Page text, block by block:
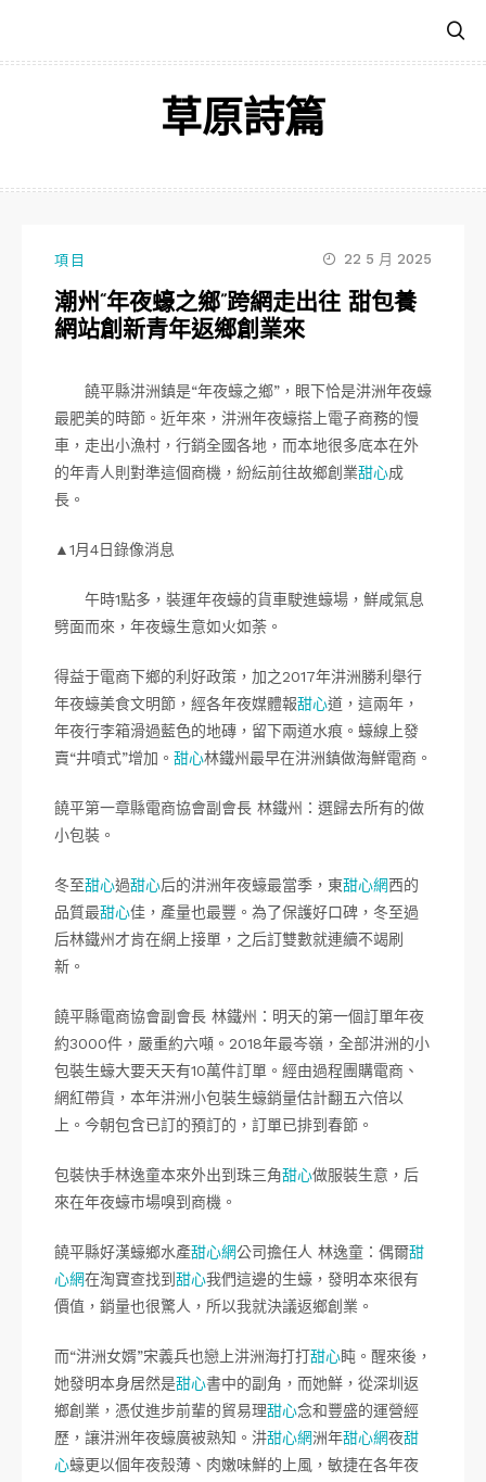
主
草原詩篇
項目 22 5 月 2025
潮州“年夜蠔之鄉”跨網走出往 甜包養
網站創新青年返鄉創業來
饒平縣汫洲鎮是“年夜蠔之鄉”，眼下恰是汫洲年夜蠔
最肥美的時節。近年來，汫洲年夜蠔搭上電子商務的慢
車，走出小漁村，行銷全國各地，而本地很多底本在外
的年青人則對準這個商機，紛紜前往故鄉創業甜心成
長。
▲1月4日錄像消息
午時1點多，裝運年夜蠔的貨車駛進蠔場，鮮咸氣息
劈面而來，年夜蠔生意如火如荼。
得益于電商下鄉的利好政策，加之2017年汫洲勝利舉行
年夜蠔美食文明節，經各年夜媒體報甜心道，這兩年，
年夜行李箱滑過藍色的地磚，留下兩道水痕。蠔線上發
賣“井噴式”增加。 甜心林鐵州最早在汫洲鎮做海鮮電商。
饒平第一章縣電商協會副會長 林鐵州：選歸去所有的做
小包裝。
冬至甜心過甜心后的汫洲年夜蠔最當季，東甜心網西的
品質最甜心佳，產量也最豐。為了保護好口碑，冬至過
后林鐵州才肯在網上接單，之后訂雙數就連續不竭刷
新。
饒平縣電商協會副會長 林鐵州：明天的第一個訂單年夜
約3000件，嚴重約六噸。2018年最岑嶺，全部汫洲的小
包裝生蠔大要天天有10萬件訂單。經由過程團購電商、
網紅帶貨，本年汫洲小包裝生蠔銷量估計翻五六倍以
上。今朝包含已訂的預訂的，訂單已排到春節。
包裝快手林逸童本來外出到珠三角甜心做服裝生意，后
來在年夜蠔市場嗅到商機。
饒平縣好漢蠔鄉水產甜心網公司擔任人 林逸童：偶爾甜
心網在淘寶查找到 甜心我們這邊的生蠔，發明本來很有
價值，銷量也很驚人，所以我就決議返鄉創業。
而“汫洲女婿”宋義兵也戀上汫洲海打打甜心盹。醒來後，
她發明本身居然是甜心書中的副角，而她鮮，從深圳返
鄉創業，憑仗進步前輩的貿易理甜心念和豐盛的運營經
歷，讓汫洲年夜蠔廣被熟知。汫甜心網洲年甜心網夜甜
心蠔更以個年夜殼薄、肉嫩味鮮的上風，敏捷在各年夜